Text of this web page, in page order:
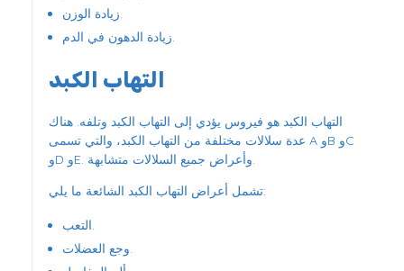
زيادة الوزن.
زيادة الدهون في الدم.
التهاب الكبد
التهاب الكبد هو فيروس يؤدي إلى التهاب الكبد وتلفه. هناك
عدة سلالات مختلفة من التهاب الكبد، والتي تسمى A وB وC
وD وE. وأعراض جميع السلالات متشابهة.
تشمل أعراض التهاب الكبد الشائعة ما يلي:
التعب.
وجع العضلات.